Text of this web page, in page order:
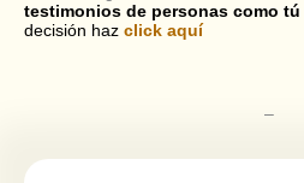
testimonios de personas como tú
decisión haz click aquí
–